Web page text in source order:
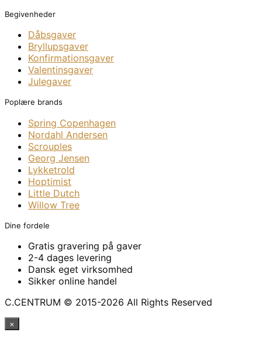
Begivenheder
Dåbsgaver
Bryllupsgaver
Konfirmationsgaver
Valentinsgaver
Julegaver
Poplære brands
Spring Copenhagen
Nordahl Andersen
Scrouples
Georg Jensen
Lykketrold
Hoptimist
Little Dutch
Willow Tree
Dine fordele
Gratis gravering på gaver
2-4 dages levering
Dansk eget virksomhed
Sikker online handel
C.CENTRUM © 2015-2026 All Rights Reserved
×